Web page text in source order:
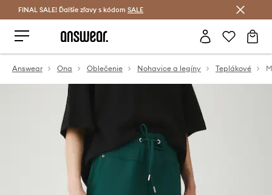
Šetrite s Answear Club >
FINAL SALE! Ďalšie zľavy s kódom SALE
Answear Ona Oblečenie Nohavice a legíny Teplákové